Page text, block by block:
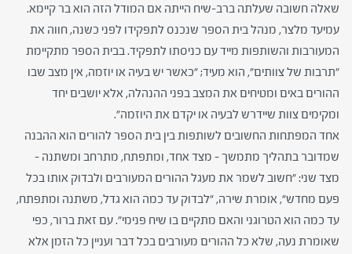
שאלה חשובה שעלתה ברב-שיח הייתה אם המודל הזה הוא בר קיימא.
עמיעד מלצר, מנהל בית הספר שנכנס לתפקידו לפני כשנה, חווה את
המעורבות והשותפות מייד עם כניסתו לתפקיד. בבית הספר מתקיימת
"תרבות של צוותים", הוא מעיד; "כאשר יש בעיה או יוזמה, אין מצב שבו
ההורים באים ומטיחים את המצב בפני ההנהלה, אלא יושבים יחד
ומקימים צוות שיידרש לבעיה או יקדם את היוזמה".
אחד המפתחות החשובים לשותפות בין בית הספר להורים הוא ההבנה
שמדובר בתהליך מתמשך – מצד אחד, ומתפתח, מתרחב ומשתנה –
מצד שני: "חשוב לשמר את מעגל ההורים המעורבים ולבדוק אותו בכל
פעם מחדש", אומרת שירה, "לבדוק עד כמה הוא גדל, משתנה ומתפתח,
עד כמה הוא הטרוגני והאם מתקיים בו שיח פנימי". עם זאת ברור, כפי
שאומרת נעה, שלא כל ההורים מעורבים בכל דבר ועניין כל הזמן אלא